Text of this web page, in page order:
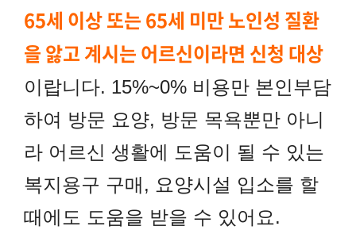
65세 이상 또는 65세 미만 노인성 질환
을 앓고 계시는 어르신이라면 신청 대상
이랍니다. 15%~0% 비용만 본인부담
하여 방문 요양, 방문 목욕뿐만 아니
라 어르신 생활에 도움이 될 수 있는
복지용구 구매, 요양시설 입소를 할
때에도 도움을 받을 수 있어요.